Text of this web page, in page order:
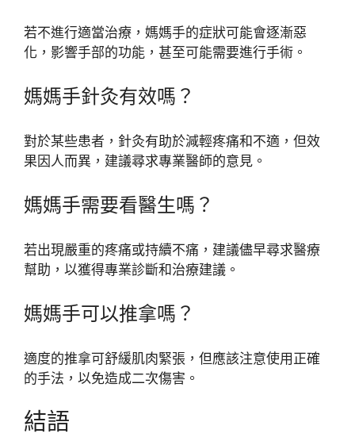
若不進行適當治療，媽媽手的症狀可能會逐漸惡
化，影響手部的功能，甚至可能需要進行手術。
媽媽手針灸有效嗎？
對於某些患者，針灸有助於減輕疼痛和不適，但效
果因人而異，建議尋求專業醫師的意見。
媽媽手需要看醫生嗎？
若出現嚴重的疼痛或持續不痛，建議儘早尋求醫療
幫助，以獲得專業診斷和治療建議。
媽媽手可以推拿嗎？
適度的推拿可舒緩肌肉緊張，但應該注意使用正確
的手法，以免造成二次傷害。
結語